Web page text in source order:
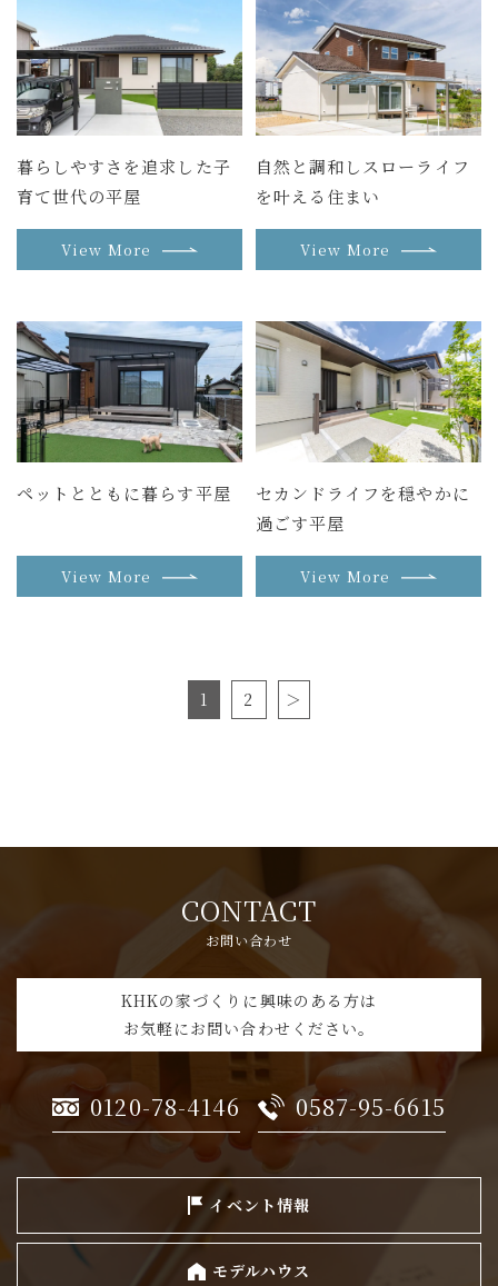
暮らしやすさを追求した子
育て世代の平屋
View More
自然と調和しスローライフ
を叶える住まい
View More
ペットとともに暮らす平屋
View More
セカンドライフを穏やかに
過ごす平屋
View More
1 2 ＞
CONTACT
お問い合わせ
KHKの家づくりに興味のある方は
お気軽にお問い合わせください。
0120-78-4146 0587-95-6615
イベント情報
モデルハウス